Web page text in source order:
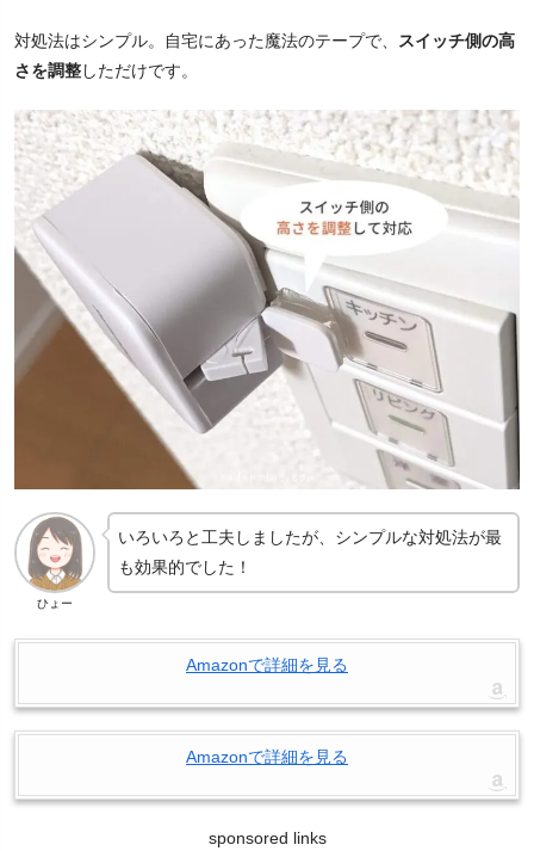
対処法はシンプル。自宅にあった魔法のテープで、 スイッチ側の高
さを調整しただけです。
ひょー
いろいろと工夫しましたが、シンプルな対処法が最
も効果的でした！
Amazonで詳細を見る
Amazonで詳細を見る
sponsored links